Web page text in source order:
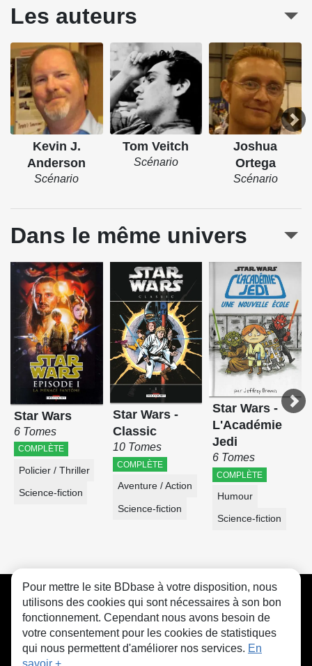
Les auteurs
Kevin J.
Anderson
Scénario
Tom Veitch
Scénario
Joshua
Ortega
Scénario
Dans le même univers
Star Wars
6 Tomes
COMPLÈTE
Policier / Thriller
Science-fiction
Star Wars -
Classic
10 Tomes
COMPLÈTE
Aventure / Action
Science-fiction
Star Wars -
L'Académie
Jedi
6 Tomes
COMPLÈTE
Humour
Science-fiction
CGU FAQ Contact Cookies
Pour mettre le site BDbase à votre disposition, nous
utilisons des cookies qui sont nécessaires à son bon
fonctionnement. Cependant nous avons besoin de
votre consentement pour les cookies de statistiques
qui nous permettent d'améliorer nos services. En
savoir +